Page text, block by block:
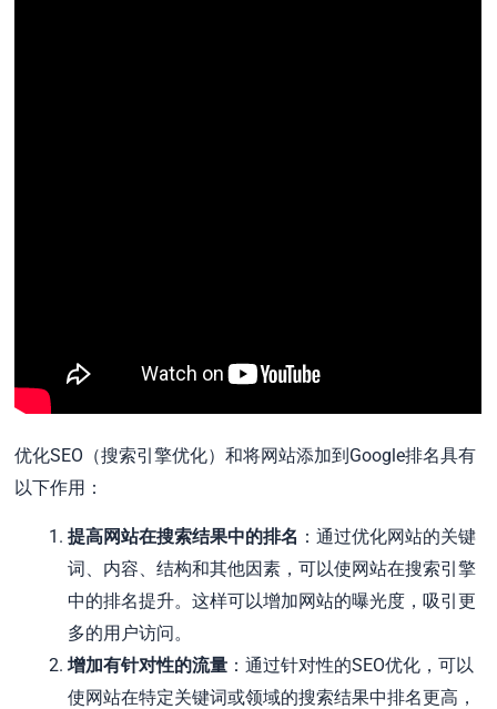
优化SEO（搜索引擎优化）和将网站添加到Google排名具有
以下作用：
提高网站在搜索结果中的排名 ：通过优化网站的关键
词、内容、结构和其他因素，可以使网站在搜索引擎
中的排名提升。这样可以增加网站的曝光度，吸引更
多的用户访问。
增加有针对性的流量 ：通过针对性的SEO优化，可以
使网站在特定关键词或领域的搜索结果中排名更高，